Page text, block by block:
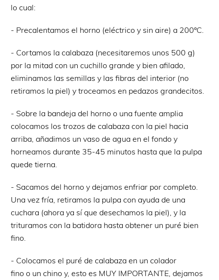
lo cual:
- Precalentamos el horno (eléctrico y sin aire) a 200ºC.
- Cortamos la calabaza (necesitaremos unos 500 g)
por la mitad con un cuchillo grande y bien afilado,
eliminamos las semillas y las fibras del interior (no
retiramos la piel) y troceamos en pedazos grandecitos.
- Sobre la bandeja del horno o una fuente amplia
colocamos los trozos de calabaza con la piel hacia
arriba, añadimos un vaso de agua en el fondo y
horneamos durante 35-45 minutos hasta que la pulpa
quede tierna.
- Sacamos del horno y dejamos enfriar por completo.
Una vez fría, retiramos la pulpa con ayuda de una
cuchara (ahora ya sí que desechamos la piel), y la
trituramos con la batidora hasta obtener un puré bien
fino.
- Colocamos el puré de calabaza en un colador
fino o un chino y, esto es MUY IMPORTANTE, dejamos